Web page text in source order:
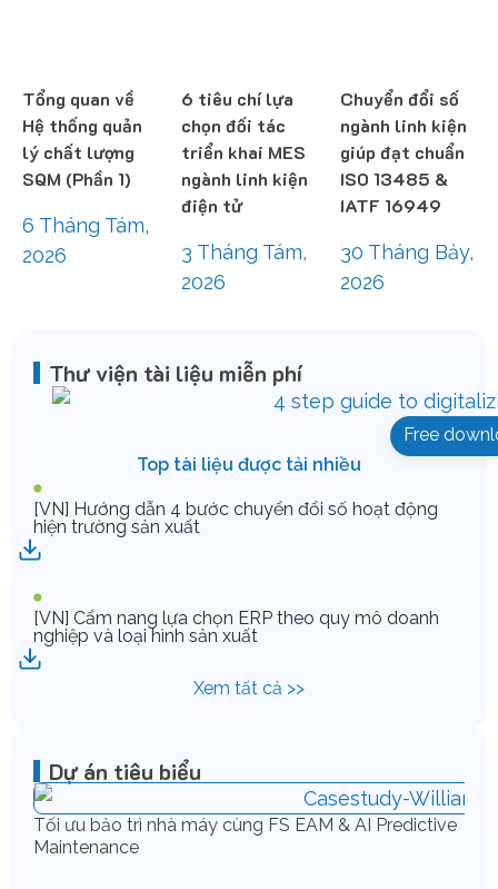
Tổng quan về
Hệ thống quản
lý chất lượng
SQM (Phần 1)
6 Tháng Tám,
2026
6 tiêu chí lựa
chọn đối tác
triển khai MES
ngành linh kiện
điện tử
3 Tháng Tám,
2026
Chuyển đổi số
ngành linh kiện
giúp đạt chuẩn
ISO 13485 &
IATF 16949
30 Tháng Bảy,
2026
Thư viện tài liệu miễn phí
Free
Top tài liệu được tải nhiều
[VN] Hướng dẫn 4 bước chuyển đổi số hoạt động
hiện trường sản xuất
[VN] Cẩm nang lựa chọn ERP theo quy mô doanh
nghiệp và loại hình sản xuất
Xem tất cả >>
Dự án tiêu biểu
Tối ưu bảo trì nhà máy cùng FS EAM & AI Predictive
Maintenance